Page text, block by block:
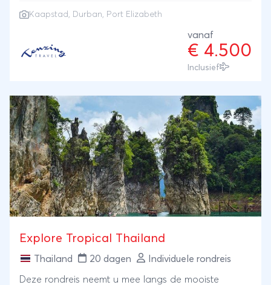
stad Kaapstad. Tijdens deze reis vliegt u van
Durban naar Port Elizabeth om een lange afstand
te overbruggen. Zo behoudt u een rustig tempo
gedurende uw vakantie. De wegen in Zuid-Afrika
te gaan en zo u blijft u bovendien lekker
zelfstandig.
Kaapstad , Durban, Port Elizabeth
vanaf
€ 4.500
Inclusief
Explore Tropical Thailand
Thailand 20 dagen Individuele rondreis
Deze rondreis neemt u mee langs de mooiste